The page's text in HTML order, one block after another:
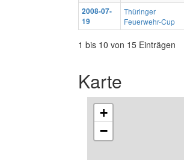
2008-07-
19
Thüringer
Feuerwehr-Cup
1 bis 10 von 15 Einträgen
Karte
+
−